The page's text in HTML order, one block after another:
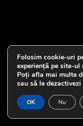
Folosim cookie-uri
experiență pe site-ul
Poți afla mai multe
sau să le dezactivezi
OK Nu